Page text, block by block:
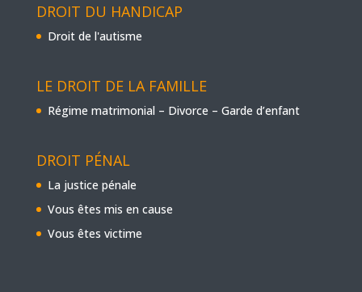
DROIT DU HANDICAP
Droit de l'autisme
LE DROIT DE LA FAMILLE
Régime matrimonial – Divorce – Garde d’enfant
DROIT PÉNAL
La justice pénale
Vous êtes mis en cause
Vous êtes victime